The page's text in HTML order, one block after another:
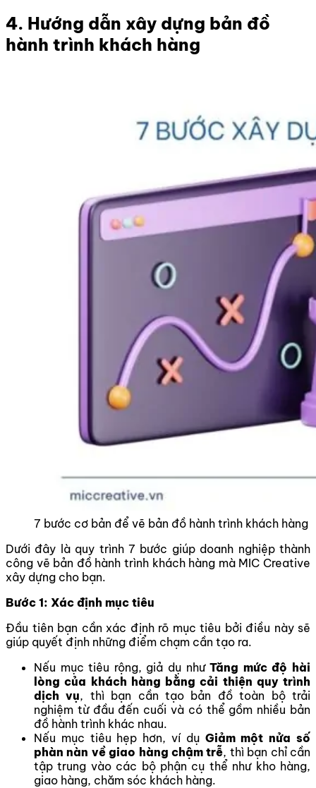
4. Hướng dẫn xây dựng bản đồ
hành trình khách hàng
7 bước cơ bản để vẽ bản đồ hành trình khách hàng
Dưới đây là quy trình 7 bước giúp doanh nghiệp thành
công vẽ bản đồ hành trình khách hàng mà MIC Creative
xây dựng cho bạn.
Bước 1: Xác định mục tiêu
Đầu tiên bạn cần xác định rõ mục tiêu bởi điều này sẽ
giúp quyết định những điểm chạm cần tạo ra.
Nếu mục tiêu rộng, giả dụ nhưTăng mức độ hài
lòng của khách hàng bằng cải thiện quy trình
dịch vụ, thì bạn cần tạo bản đồ toàn bộ trải
nghiệm từ đầu đến cuối và có thể gồm nhiều bản
đồ hành trình khác nhau.
Nếu mục tiêu hẹp hơn, ví dụ Giảm một nửa số
phàn nàn về giao hàng chậm trễ, thì bạn chỉ cần
tập trung vào các bộ phận cụ thể như kho hàng,
giao hàng, chăm sóc khách hàng.